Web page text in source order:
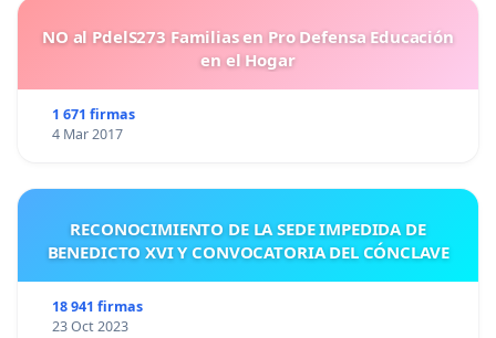
NO al PdelS273 Familias en Pro Defensa Educación
en el Hogar
1 671 firmas
4 Mar 2017
RECONOCIMIENTO DE LA SEDE IMPEDIDA DE
BENEDICTO XVI Y CONVOCATORIA DEL CÓNCLAVE
18 941 firmas
23 Oct 2023